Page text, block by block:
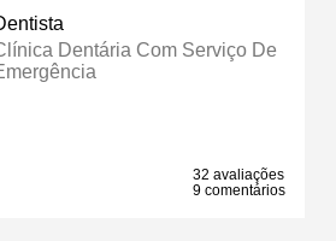
Dentária Com Serviço De
32 avaliações
9 comentários